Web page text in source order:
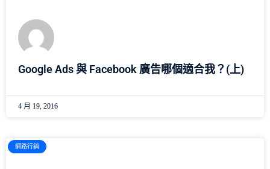
Google Ads 與 Facebook 廣告哪個適合我？(上)
4 月 19, 2016
網路行銷